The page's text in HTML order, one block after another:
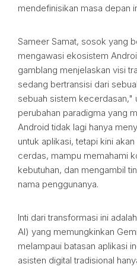
mendefinisikan masa depan
Sameer Samat, sosok yang
mengawasi ekosistem
gamblang menjelaskan visi
sedang bertransisi dari
sebuah sistem kecerdasan,"
perubahan paradigma yang
Android tidak lagi hanya
untuk aplikasi, tetapi kini
cerdas, mampu memahami
kebutuhan, dan mengambil
nama penggunanya.
Inti dari transformasi ini
AI) yang memungkinkan
melampaui batasan aplikasi
asisten digital tradisional